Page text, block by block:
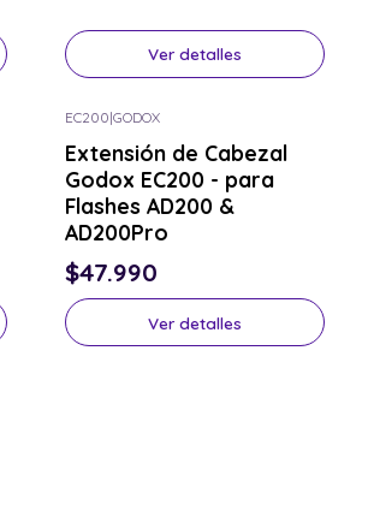
Ver detalles
EC200|GODOX
Extensión de Cabezal
Godox EC200 - para
Flashes AD200 &
AD200Pro
$47.990
Ver detalles